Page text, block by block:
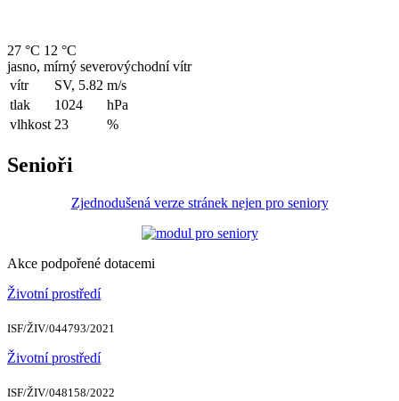
27 °C 12 °C
jasno, mírný severovýchodní vítr
vítr
SV, 5.82 m/s
tlak
1024
hPa
vlhkost 23 %
Senioři
Zjednodušená verze stránek nejen pro seniory
Akce podpořené dotacemi
Životní prostředí
ISF/ŽIV/044793/2021
Životní prostředí
ISF/ŽIV/048158/2022